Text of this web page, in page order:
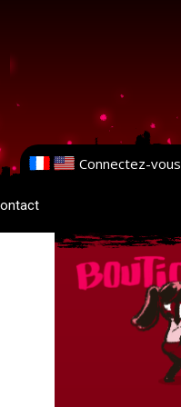
Connectez-vous